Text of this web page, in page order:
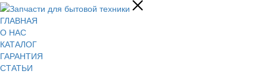
ГЛАВНАЯ
О НАС
КАТАЛОГ
ГАРАНТИЯ
СТАТЬИ